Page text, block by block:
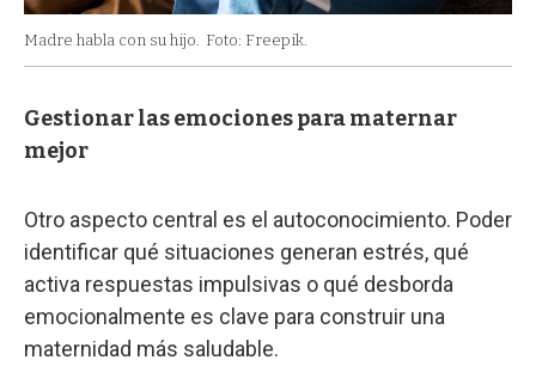
Madre habla con su hijo. Foto: Freepik.
Gestionar las emociones para maternar
mejor
Otro aspecto central es el autoconocimiento. Poder
identificar qué situaciones generan estrés, qué
activa respuestas impulsivas o qué desborda
emocionalmente es clave para construir una
maternidad más saludable.